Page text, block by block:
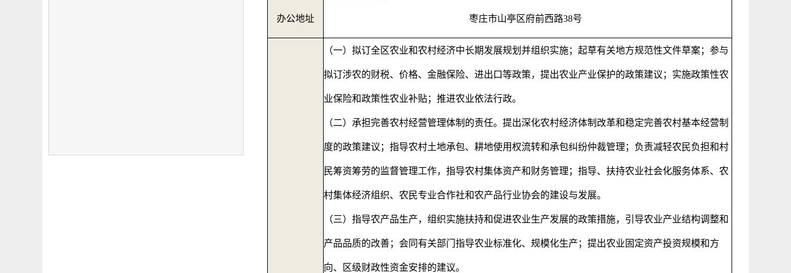
办公地址 枣庄市山亭区府前西路38号
（一）拟订全区农业和农村经济中长期发展规划并组织实施；起草有关地方规范性文件草案；参与
拟订涉农的财税、价格、金融保险、进出口等政策，提出农业产业保护的政策建议；实施政策性农
业保险和政策性农业补贴；推进农业依法行政。
（二）承担完善农村经营管理体制的责任。提出深化农村经济体制改革和稳定完善农村基本经营制
度的政策建议；指导农村土地承包、耕地使用权流转和承包纠纷仲裁管理；负责减轻农民负担和村
民筹资筹劳的监督管理工作，指导农村集体资产和财务管理；指导、扶持农业社会化服务体系、农
村集体经济组织、农民专业合作社和农产品行业协会的建设与发展。
（三）指导农产品生产，组织实施扶持和促进农业生产发展的政策措施，引导农业产业结构调整和
产品品质的改善；会同有关部门指导农业标准化、规模化生产；提出农业固定资产投资规模和方
向、区级财政性资金安排的建议。